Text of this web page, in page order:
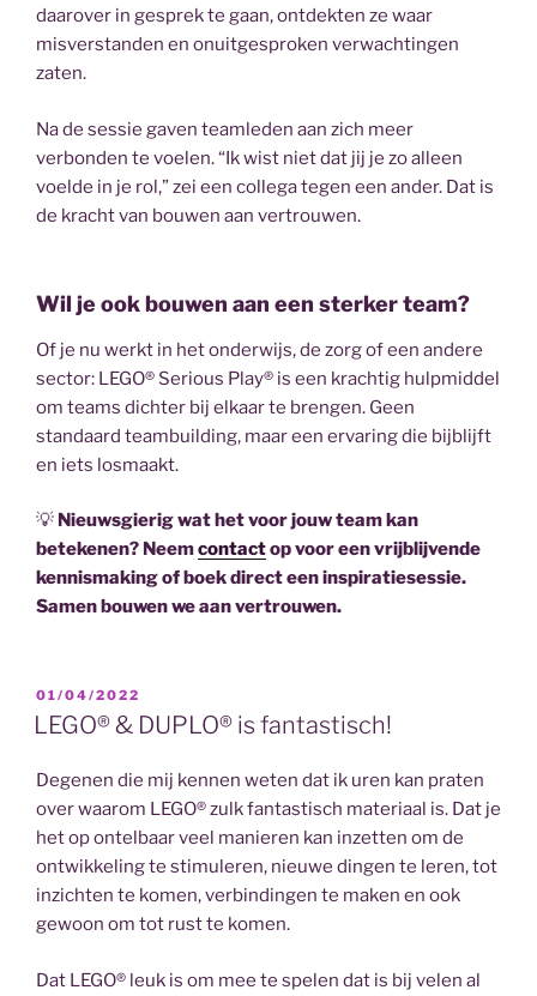
daarover in gesprek te gaan, ontdekten ze waar
misverstanden en onuitgesproken verwachtingen
zaten.
Na de sessie gaven teamleden aan zich meer
verbonden te voelen. “Ik wist niet dat jij je zo alleen
voelde in je rol,” zei een collega tegen een ander. Dat is
de kracht van bouwen aan vertrouwen.
Wil je ook bouwen aan een sterker team?
Of je nu werkt in het onderwijs, de zorg of een andere
sector: LEGO® Serious Play® is een krachtig hulpmiddel
om teams dichter bij elkaar te brengen. Geen
standaard teambuilding, maar een ervaring die bijblijft
en iets losmaakt.
💡 Nieuwsgierig wat het voor jouw team kan
betekenen? Neemcontactop voor een vrijblijvende
kennismaking of boek direct een inspiratiesessie.
Samen bouwen we aan vertrouwen.
GEPLAATST
OP
01/04/2022
LEGO® & DUPLO® is fantastisch!
Degenen die mij kennen weten dat ik uren kan praten
over waarom LEGO® zulk fantastisch materiaal is. Dat je
het op ontelbaar veel manieren kan inzetten om de
ontwikkeling te stimuleren, nieuwe dingen te leren, tot
inzichten te komen, verbindingen te maken en ook
gewoon om tot rust te komen.
Dat LEGO® leuk is om mee te spelen dat is bij velen al